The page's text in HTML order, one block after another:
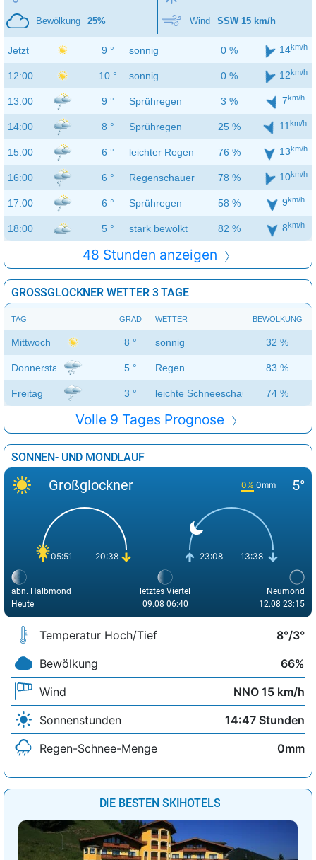
Bewölkung 25% Wind SSW 15 km/h
Jetzt 9 ° sonnig 0 % 14km/h
12:00 10 ° sonnig 0 % 12km/h
13:00 9 ° Sprühregen 3 % 7km/h
14:00 8 ° Sprühregen 25 % 11 km/h
15:00 6 ° leichter Regen 76 % 13km/h
16:00 6 ° Regenschauer 78 % 10km/h
17:00 6 ° Sprühregen 58 % 9km/h
18:00 5 ° stark bewölkt 82 % 8km/h
48 Stunden anzeigen
GROSSGLOCKNER WETTER 3 TAGE
TAG GRAD WETTER BEWÖLKUNG
Mittwoch 8 ° sonnig 32 %
Donnerstag 5 ° Regen 83 %
Freitag 3 ° leichte Schneeschauer 74 %
Volle 9 Tages Prognose
SONNEN- UND MONDLAUF
Großglockner 0% 0mm 5°
05:51 20:38 23:08 13:38
abn. Halbmond
Heute
letztes Viertel
09.08 06:40
Neumond
12.08 23:15
Temperatur Hoch/Tief
8°/3°
Bewölkung
66%
Wind
NNO 15 km/h
Sonnenstunden
14:47 Stunden
Regen-Schnee-Menge
0mm
DIE BESTEN SKIHOTELS